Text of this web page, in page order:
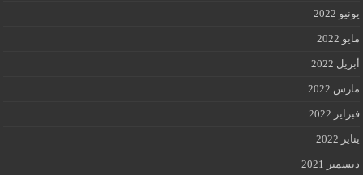
يونيو 2022
مايو 2022
أبريل 2022
مارس 2022
فبراير 2022
يناير 2022
ديسمبر 2021